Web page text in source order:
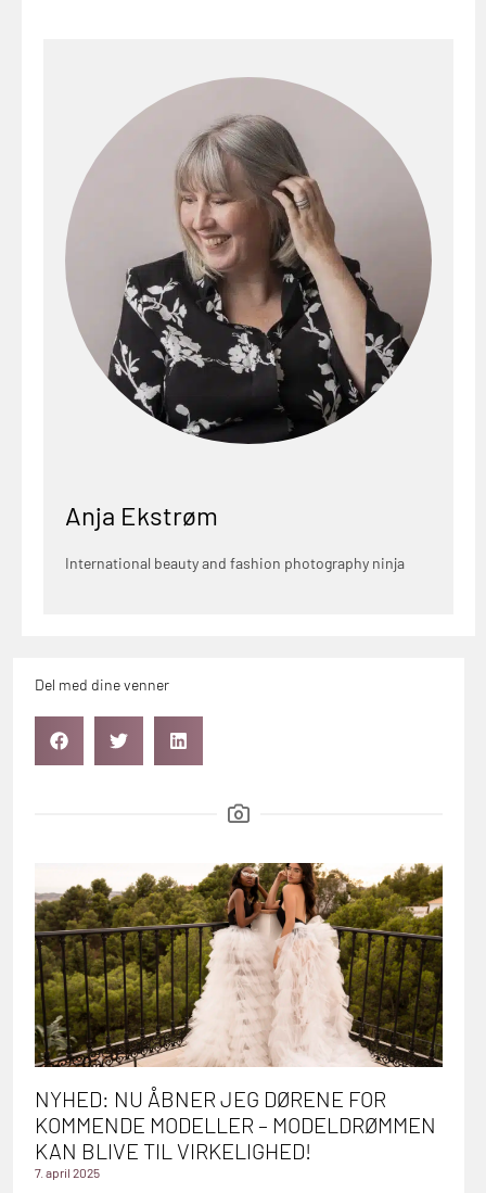
Anja Ekstrøm
International beauty and fashion photography ninja
Del med dine venner
NYHED: NU ÅBNER JEG DØRENE FOR
KOMMENDE MODELLER – MODELDRØMMEN
KAN BLIVE TIL VIRKELIGHED!
7. april 2025